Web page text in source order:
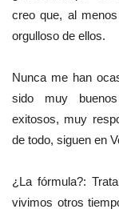
creo que, al
orgulloso de ellos.
Nunca me han
sido muy
exitosos, muy
de todo, siguen en
¿La fórmula?:
vivimos otros